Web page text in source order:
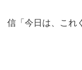
信「今日は、これ